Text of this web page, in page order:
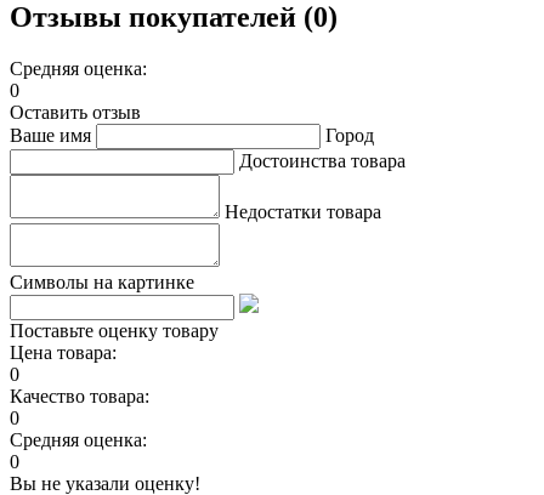
Отзывы покупателей (0)
Средняя оценка:
0
Оставить отзыв
Ваше имя
Город
Достоинства товара
Недостатки товара
Символы на картинке
Поставьте оценку товару
Цена товара:
0
Качество товара:
0
Средняя оценка:
0
Вы не указали оценку!